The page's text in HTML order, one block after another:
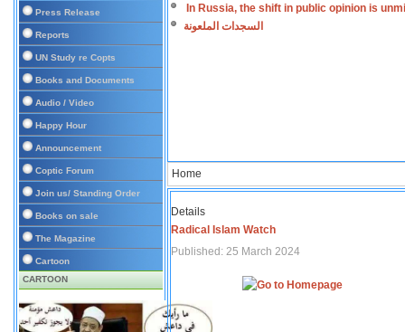
Press Release
Reports
UN Study re Copts
Books and Documents
Audio / Video
Happy Hour
Announcement
Coptic Forum
Join us/ Standing Order
Books on sale
The Magazine
Cartoon
CARTOON
In Russia, the shift in public opinion is
السجدات الملعونة
Home
Details
Radical Islam Watch
Published: 25 March 2024